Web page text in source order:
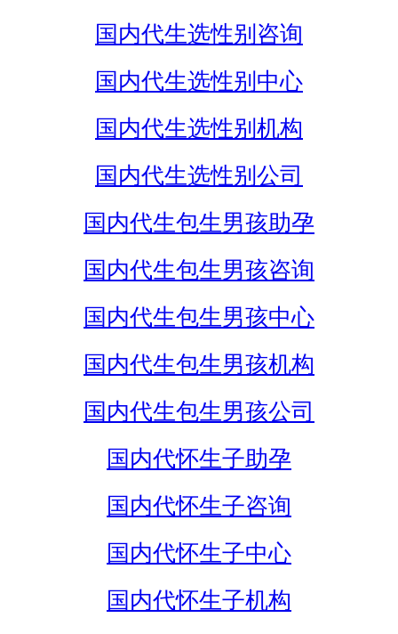
国内代生选性别咨询
国内代生选性别中心
国内代生选性别机构
国内代生选性别公司
国内代生包生男孩助孕
国内代生包生男孩咨询
国内代生包生男孩中心
国内代生包生男孩机构
国内代生包生男孩公司
国内代怀生子助孕
国内代怀生子咨询
国内代怀生子中心
国内代怀生子机构